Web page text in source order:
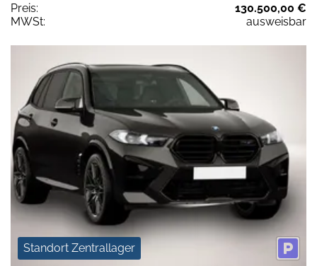
Preis:
130.500,00 €
MWSt:
ausweisbar
Standort Zentrallager